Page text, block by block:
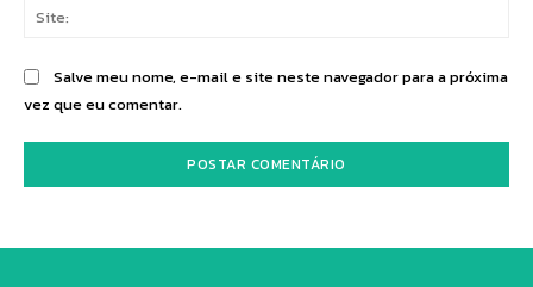
Salve meu nome, e-mail e site neste navegador para a próxima
vez que eu comentar.